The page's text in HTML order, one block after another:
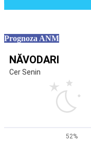
Prognoza ANM
NĂVODARI
Cer Senin
52%